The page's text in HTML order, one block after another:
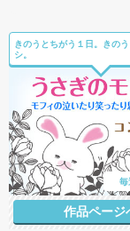
きのうとちがう１日。きの
シ。
毎
作品ページ